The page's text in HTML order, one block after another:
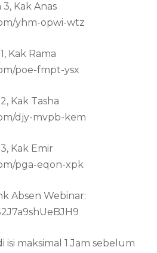
Kak Anas
yhm-opwi-wtz
Kak Rama
poe-fmpt-ysx
Kak Tasha
djy-mvpb-kem
Kak Emir
pga-eqon-xpk
Absen Webinar:
isi maksimal 1 Jam sebelum